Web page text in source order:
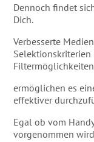
Dennoch findet
Dich.
Verbesserte
Filtermöglichkeiten
ermöglichen es
effektiver
Egal ob vom
vorgenommen